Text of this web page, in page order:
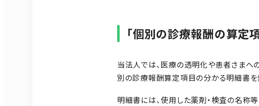
「個別の診療報酬の算定
当法人では、医療の透明化や患者さまへ
別の診療報酬算定項目の分かる明細書を
明細書には、使用した薬剤・検査の名称等